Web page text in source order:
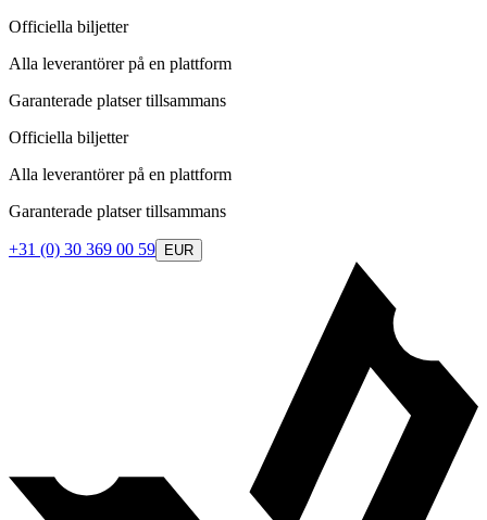
Officiella biljetter
Alla leverantörer på en plattform
Garanterade platser tillsammans
Officiella biljetter
Alla leverantörer på en plattform
Garanterade platser tillsammans
+31 (0) 30 369 00 59 EUR